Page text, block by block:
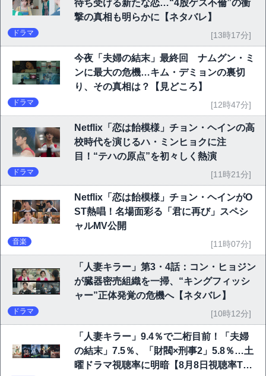
待ち受ける新たな恋…“4股ゲス不倫”の衝
撃の真相も明らかに【ネタバレ】
ドラマ [13時17分]
今夜「夫婦の結末」最終回 ナムグン・ミ
ンに最大の危機…キム・デミョンの裏切
り、その真相は？【見どころ】
ドラマ [12時47分]
Netflix「恋は飴模様」チョン・ヘインの高
校時代を演じるハ・ミンヒョクに注
目！“テハの原点”を初々しく熱演
ドラマ [11時21分]
Netflix「恋は飴模様」チョン・ヘインがO
ST熱唱！名場面彩る「君に再び」スペシ
ャルMV公開
音楽 [11時07分]
「人妻キラー」第3・4話：コン・ヒョジン
が臓器密売組織を一掃、“キングフィッシ
ャー”正体発覚の危機へ【ネタバレ】
ドラマ [10時12分]
「人妻キラー」9.4％で二桁目前！「夫婦
の結末」7.5％、「財閥×刑事2」5.8％…土
曜ドラマ視聴率に明暗【8月8日視聴率TO